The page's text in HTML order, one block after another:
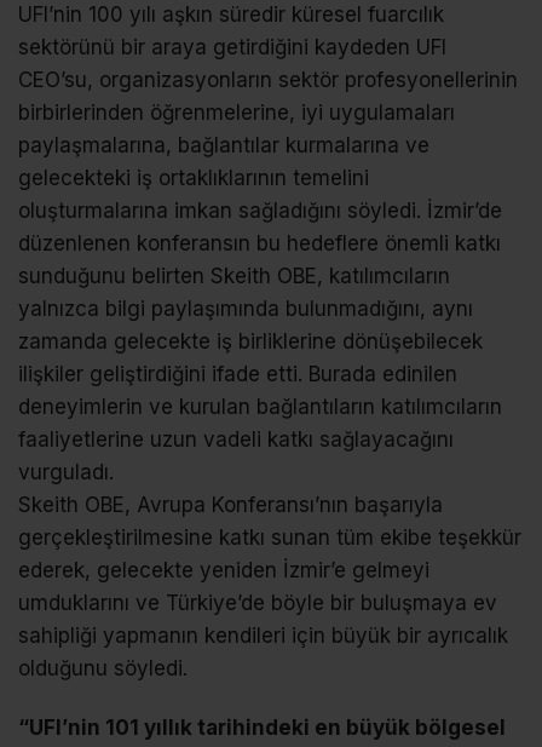
UFI’nin 100 yılı aşkın süredir küresel fuarcılık
sektörünü bir araya getirdiğini kaydeden UFI
CEO’su, organizasyonların sektör profesyonellerinin
birbirlerinden öğrenmelerine, iyi uygulamaları
paylaşmalarına, bağlantılar kurmalarına ve
gelecekteki iş ortaklıklarının temelini
oluşturmalarına imkan sağladığını söyledi. İzmir’de
düzenlenen konferansın bu hedeflere önemli katkı
sunduğunu belirten Skeith OBE, katılımcıların
yalnızca bilgi paylaşımında bulunmadığını, aynı
zamanda gelecekte iş birliklerine dönüşebilecek
ilişkiler geliştirdiğini ifade etti. Burada edinilen
deneyimlerin ve kurulan bağlantıların katılımcıların
faaliyetlerine uzun vadeli katkı sağlayacağını
vurguladı.
Skeith OBE, Avrupa Konferansı’nın başarıyla
gerçekleştirilmesine katkı sunan tüm ekibe teşekkür
ederek, gelecekte yeniden İzmir’e gelmeyi
umduklarını ve Türkiye’de böyle bir buluşmaya ev
sahipliği yapmanın kendileri için büyük bir ayrıcalık
olduğunu söyledi.
“UFI’nin 101 yıllık tarihindeki en büyük bölgesel